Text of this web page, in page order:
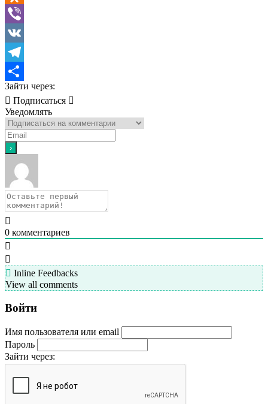
Odnoklassniki
Viber
VK
Telegram
Отправить
Зайти через:
Подписаться
Уведомлять
0 комментариев
Inline Feedbacks
View all comments
Войти
Имя пользователя или email
Пароль
Зайти через: